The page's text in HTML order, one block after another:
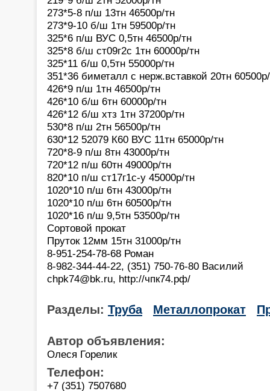
273*5-8 п/ш 13тн 46500р/тн
273*9-10 б/ш 1тн 59500р/тн
325*6 п/ш ВУС 0,5тн 46500р/тн
325*8 б/ш ст09г2с 1тн 60000р/тн
325*11 б/ш 0,5тн 55000р/тн
351*36 биметалл с нерж.вставкой 20тн
426*9 п/ш 1тн 46500р/тн
426*10 б/ш 6тн 60000р/тн
426*12 б/ш хтз 1тн 37200р/тн
530*8 п/ш 2тн 56500р/тн
630*12 52079 К60 ВУС 11тн 65000р/тн
720*8-9 п/ш 8тн 43000р/тн
720*12 п/ш 60тн 49000р/тн
820*10 п/ш ст17г1с-у 45000р/тн
1020*10 п/ш 6тн 43000р/тн
1020*10 п/ш 6тн 60500р/тн
1020*16 п/ш 9,5тн 53500р/тн
Сортовой прокат
Пруток 12мм 15тн 31000р/тн
8-951-254-78-68 Роман
8-982-344-44-22, (351) 750-76-80 Василий
chpk74@bk.ru, http://чпк74.рф/
Разделы: Труба Металлопрокат
Автор объявления:
Олеся Горелик
Телефон:
+7 (351) 7507680